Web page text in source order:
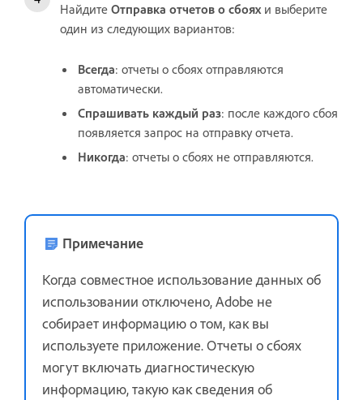
Найдите Отправка отчетов о сбоях и выберите
один из следующих вариантов:
Всегда: отчеты о сбоях отправляются
автоматически.
Спрашивать каждый раз: после каждого сбоя
появляется запрос на отправку отчета.
Никогда: отчеты о сбоях не отправляются.
Примечание
Когда совместное использование данных об
использовании отключено, Adobe не
собирает информацию о том, как вы
используете приложение. Отчеты о сбоях
могут включать диагностическую
информацию, такую как сведения об